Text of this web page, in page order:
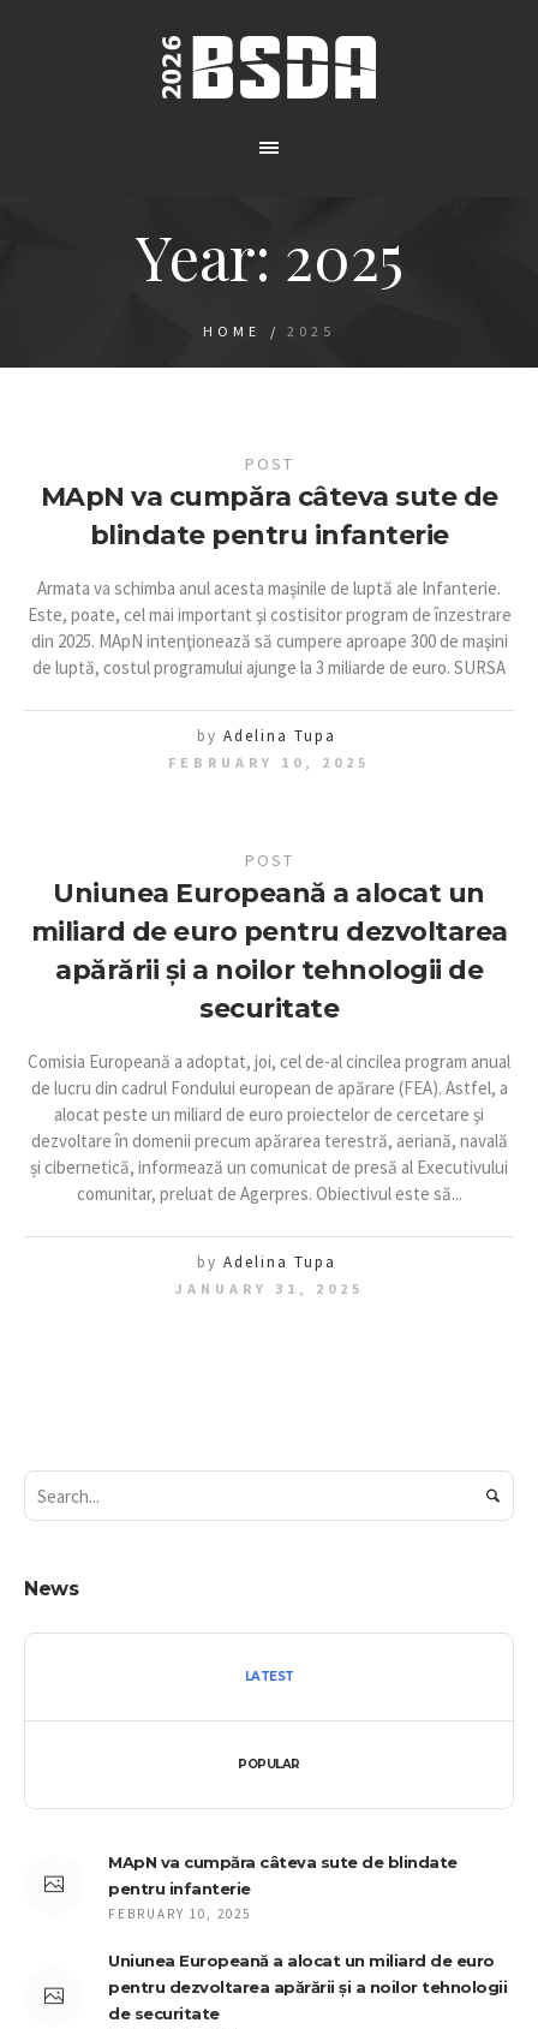
Year: 2025
HOME / 2025
POST
MApN va cumpăra câteva sute de
blindate pentru infanterie
Armata va schimba anul acesta maşinile de luptă ale Infanterie.
Este, poate, cel mai important şi costisitor program de înzestrare
din 2025. MApN intenţionează să cumpere aproape 300 de maşini
de luptă, costul programului ajunge la 3 miliarde de euro. SURSA
by Adelina Tupa
FEBRUARY 10, 2025
POST
Uniunea Europeană a alocat un
miliard de euro pentru dezvoltarea
apărării și a noilor tehnologii de
securitate
Comisia Europeană a adoptat, joi, cel de-al cincilea program anual
de lucru din cadrul Fondului european de apărare (FEA). Astfel, a
alocat peste un miliard de euro proiectelor de cercetare şi
dezvoltare în domenii precum apărarea terestră, aeriană, navală
și cibernetică, informează un comunicat de presă al Executivului
comunitar, preluat de Agerpres. Obiectivul este să...
by Adelina Tupa
JANUARY 31, 2025
News
LATEST
POPULAR
MApN va cumpăra câteva sute de blindate
pentru infanterie
FEBRUARY 10, 2025
Uniunea Europeană a alocat un miliard de euro
pentru dezvoltarea apărării și a noilor tehnologii
de securitate